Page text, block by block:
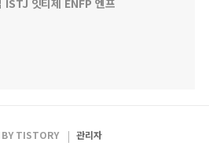
잇티제 ENFP 엔프
TISTORY 관리자